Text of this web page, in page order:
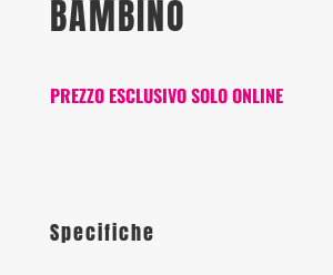
BAMBINO
PREZZO ESCLUSIVO SOLO ONLINE
Specifiche